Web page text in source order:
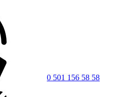
0 501 156 58 58